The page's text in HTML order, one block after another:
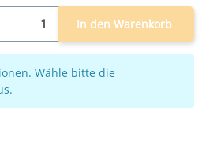
In den Warenkorb
Wähle bitte die